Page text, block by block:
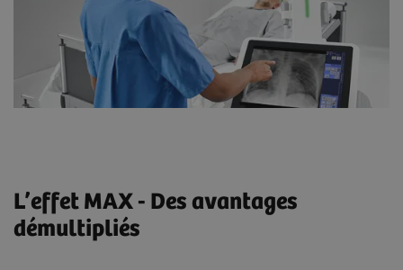
L’effet MAX - Des avantages
démultipliés